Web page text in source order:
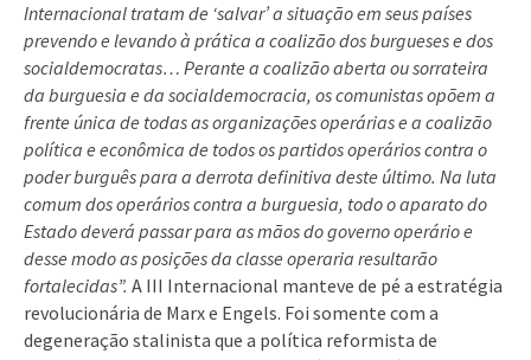
Internacional tratam de ‘salvar’ a situação em seus países
prevendo e levando à prática a coalizão dos burgueses e dos
socialdemocratas… Perante a coalizão aberta ou sorrateira
da burguesia e da socialdemocracia, os comunistas opõem a
frente única de todas as organizações operárias e a coalizão
política e econômica de todos os partidos operários contra o
poder burguês para a derrota definitiva deste último. Na luta
comum dos operários contra a burguesia, todo o aparato do
Estado deverá passar para as mãos do governo operário e
desse modo as posições da classe operaria resultarão
fortalecidas”. A III Internacional manteve de pé a estratégia
revolucionária de Marx e Engels. Foi somente com a
degeneração stalinista que a política reformista de